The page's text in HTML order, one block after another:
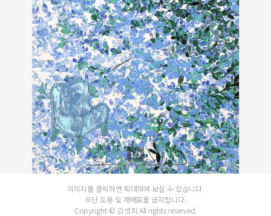
1/3
이미지를 클릭하면 확대하여 보실 수 있습니다.
무단 도용 및 재배포를 금지합니다.
Copyright © 김성희 All rights reserved.